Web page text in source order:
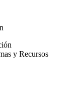
y Recursos